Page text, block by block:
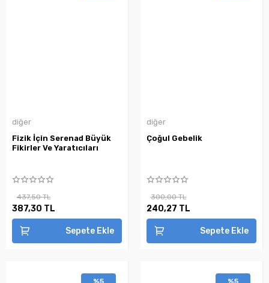
diğer
Fizik İçin Serenad Büyük
Fikirler Ve Yaratıcıları
437,50 TL
387,30 TL
Sepete Ekle
diğer
Çoğul Gebelik
300,00 TL
240,27 TL
Sepete Ekle
%5 %5